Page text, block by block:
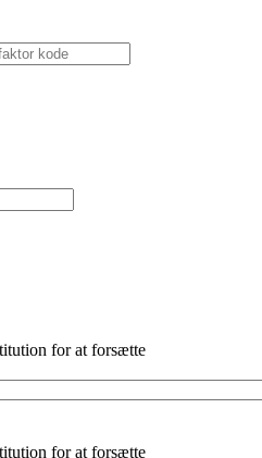
for at forsætte
for at forsætte